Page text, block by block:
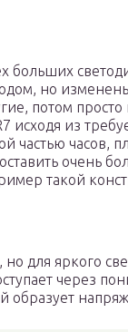
больших
но
потом просто
исходя из
частью часов,
очень
такой
но для яркого
через
образует